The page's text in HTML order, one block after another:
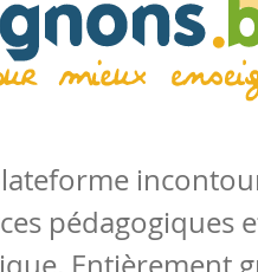
pédagogiques